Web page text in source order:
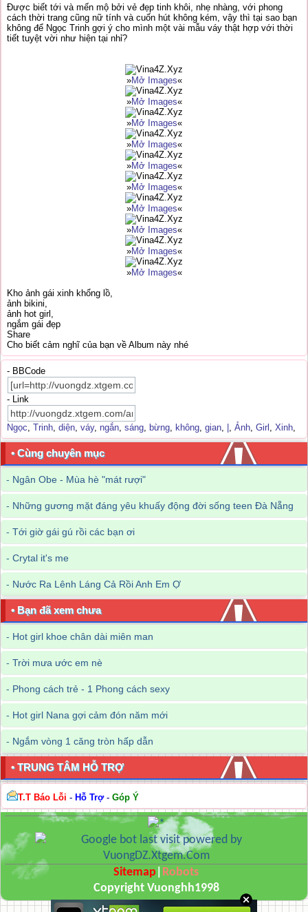
Được biết tới và mến mộ bởi vẻ đẹp tinh khôi, nhẹ nhàng, với phong
cách thời trang cũng nữ tính và cuốn hút không kém, vậy thì tại sao bạn
không để Ngọc Trinh gợi ý cho mình một vài mẫu váy thật hợp với thời
tiết tuyệt vời như hiện tại nhỉ?
»Mở Images«
»Mở Images«
»Mở Images«
»Mở Images«
»Mở Images«
»Mở Images«
»Mở Images«
»Mở Images«
»Mở Images«
»Mở Images«
Kho ảnh gái xinh khổng lồ,
ảnh bikini,
ảnh hot girl,
ngắm gái đẹp
Share
Cho biết cảm nghĩ của bạn về Album này nhé
- BBCode
- Link
Ngọc, Trinh, diện, váy, ngắn, sáng, bừng, không, gian, , Ảnh, Girl , Xinh,
• Cùng chuyên mục
- Ngân Obe - Mùa hè "mát rượi"
- Những gương mặt đáng yêu khuấy động đời sống teen Đà Nẵng
- Tới giờ gái gú rồi các bạn ơi
- Crytal it's me
- Nước Ra Lênh Láng Cả Rồi Anh Em Ợ
• Bạn đã xem chưa
- Hot girl khoe chân dài miên man
- Trời mưa ước em nè
- Phong cách trẻ - 1 Phong cách sexy
- Hot girl Nana gợi cảm đón năm mới
- Ngắm vòng 1 căng tròn hấp dẫn
• TRUNG TÂM HỖ TRỢ
T.T Báo Lỗi - Hỗ Trợ- Góp Ý
Sitemap Robots
Copyright Vuonghh1998